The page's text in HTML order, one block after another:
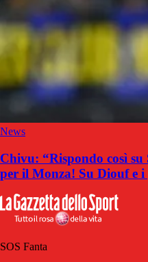
News
Chivu: “Rispondo così
per il Monza! Su Diouf e
SOS Fanta